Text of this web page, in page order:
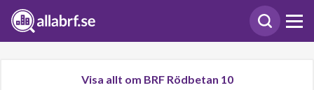
Visa allt om BRF Rödbetan 10